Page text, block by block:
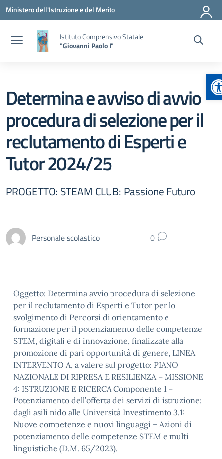
Vai ai contenuti
Vai al menu di navigazione
Vai al footer
Ministero dell'Istruzione e del Merito
Istituto Comprensivo Statale
"Giovanni Paolo I"
Determina e avviso di avvio
procedura di selezione per il
reclutamento di Esperti e
Tutor 2024/25
PROGETTO: STEAM CLUB: Passione Futuro
Personale scolastico 0
Oggetto: Determina avvio procedura di selezione
per il reclutamento di Esperti e Tutor per lo
svolgimento di Percorsi di orientamento e
formazione per il potenziamento delle competenze
STEM, digitali e di innovazione, finalizzate alla
promozione di pari opportunità di genere, LINEA
INTERVENTO A, a valere sul progetto: PIANO
NAZIONALE DI RIPRESA E RESILIENZA – MISSIONE
4: ISTRUZIONE E RICERCA Componente 1 –
Potenziamento dell’offerta dei servizi di istruzione:
dagli asili nido alle Università Investimento 3.1:
Nuove competenze e nuovi linguaggi – Azioni di
potenziamento delle competenze STEM e multi
linguistiche (D.M. 65/2023).